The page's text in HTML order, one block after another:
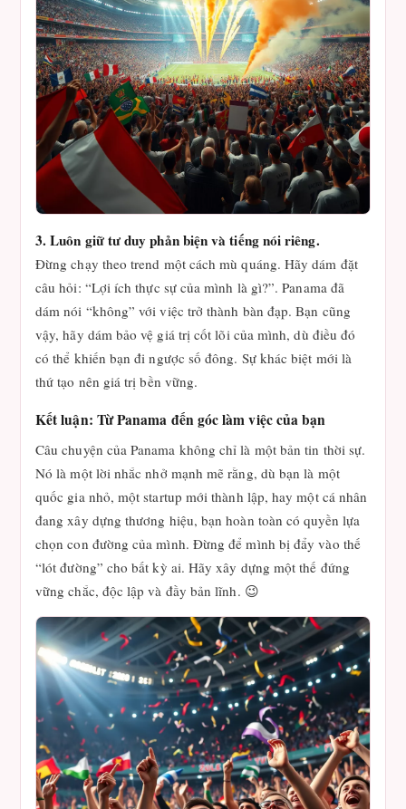
3. Luôn giữ tư duy phản biện và tiếng nói riêng.
Đừng chạy theo trend một cách mù quáng. Hãy dám đặt
câu hỏi: “Lợi ích thực sự của mình là gì?”. Panama đã
dám nói “không” với việc trở thành bàn đạp. Bạn cũng
vậy, hãy dám bảo vệ giá trị cốt lõi của mình, dù điều đó
có thể khiến bạn đi ngược số đông. Sự khác biệt mới là
thứ tạo nên giá trị bền vững.
Kết luận: Từ Panama đến góc làm việc của bạn
Câu chuyện của Panama không chỉ là một bản tin thời sự.
Nó là một lời nhắc nhở mạnh mẽ rằng, dù bạn là một
quốc gia nhỏ, một startup mới thành lập, hay một cá nhân
đang xây dựng thương hiệu, bạn hoàn toàn có quyền lựa
chọn con đường của mình. Đừng để mình bị đẩy vào thế
“lót đường” cho bất kỳ ai. Hãy xây dựng một thế đứng
vững chắc, độc lập và đầy bản lĩnh. 😉